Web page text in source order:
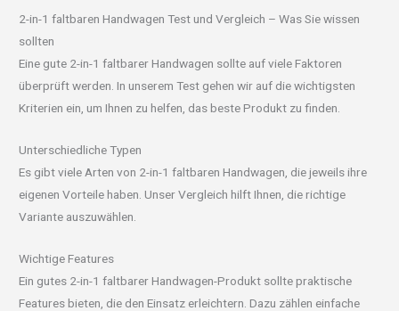
2-in-1 faltbaren Handwagen Test und Vergleich – Was Sie wissen
sollten
Eine gute 2-in-1 faltbarer Handwagen sollte auf viele Faktoren
überprüft werden. In unserem Test gehen wir auf die wichtigsten
Kriterien ein, um Ihnen zu helfen, das beste Produkt zu finden.
Unterschiedliche Typen
Es gibt viele Arten von 2-in-1 faltbaren Handwagen, die jeweils ihre
eigenen Vorteile haben. Unser Vergleich hilft Ihnen, die richtige
Variante auszuwählen.
Wichtige Features
Ein gutes 2-in-1 faltbarer Handwagen-Produkt sollte praktische
Features bieten, die den Einsatz erleichtern. Dazu zählen einfache